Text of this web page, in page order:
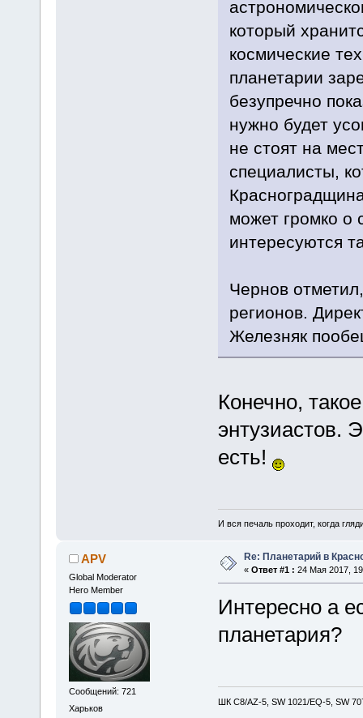
который
космические
планетарии
безупречно
нужно будет
не стоят на
специалисты,
может громко о
интересуются
Чернов
регионов.
Железняк
Конечно,
энтузиастов.
есть!
И вся печаль проходит, когда
APV
Global Moderator
Hero Member
Сообщений: 721
Харьков
Re: Планетарий в
« Ответ #1 : 24 Мая 2017,
Интересно а
планетария?
ШК С8/AZ-5, SW 1021/EQ-5, SW